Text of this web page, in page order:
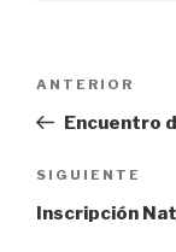
entradas
Entrada
anterior:
ANTERIOR
Encuentro
Siguiente
entrada
SIGUIENTE
Inscripción